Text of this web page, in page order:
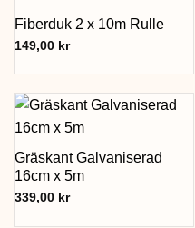
Fiberduk 2 x 10m Rulle
149,00 kr
Gräskant Galvaniserad
16cm x 5m
339,00 kr